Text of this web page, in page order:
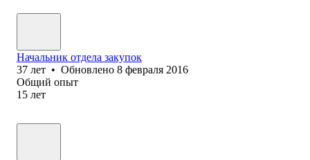
Начальник отдела закупок
37 лет • Обновлено 8 февраля 2016
Общий опыт
15 лет